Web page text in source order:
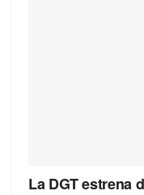
La DGT estrena